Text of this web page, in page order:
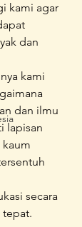
kami agar
dan
kami
dan ilmu
lapisan
kaum
secara